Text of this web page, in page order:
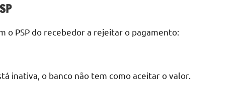
o PSP do recebedor a rejeitar o pagamento:
inativa, o banco não tem como aceitar o valor.